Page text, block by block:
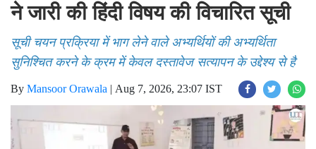
ने जारी की हिंदी विषय की विचारित सूची
सूची चयन प्रक्रिया में भाग लेने वाले अभ्यर्थियों की अभ्यर्थिता
सुनिश्चित करने के क्रम में केवल दस्तावेज सत्यापन के उद्देश्य से है
By Mansoor Orawala | Aug 7, 2026, 23:07 IST